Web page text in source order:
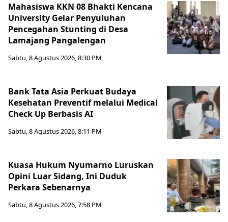
Mahasiswa KKN 08 Bhakti Kencana
University Gelar Penyuluhan
Pencegahan Stunting di Desa
Lamajang Pangalengan
Sabtu, 8 Agustus 2026, 8:30 PM
Bank Tata Asia Perkuat Budaya
Kesehatan Preventif melalui Medical
Check Up Berbasis AI
Sabtu, 8 Agustus 2026, 8:11 PM
Kuasa Hukum Nyumarno Luruskan
Opini Luar Sidang, Ini Duduk
Perkara Sebenarnya ​
Sabtu, 8 Agustus 2026, 7:58 PM